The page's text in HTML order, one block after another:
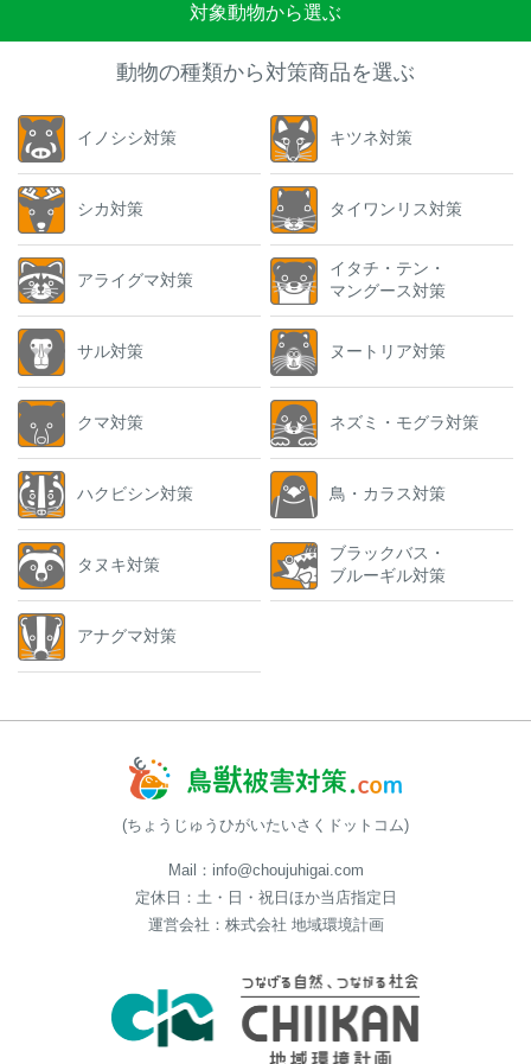
対象動物から選ぶ
動物の種類から対策商品を選ぶ
イノシシ対策
シカ対策
アライグマ対策
サル対策
クマ対策
ハクビシン対策
タヌキ対策
アナグマ対策
キツネ対策
タイワンリス対策
イタチ・テン・
マングース対策
ヌートリア対策
ネズミ・モグラ対策
鳥・カラス対策
ブラックバス・
ブルーギル対策
(ちょうじゅうひがいたいさくドットコム)
Mail：info@choujuhigai.com
定休日：土・日・祝日ほか当店指定日
運営会社：株式会社 地域環境計画